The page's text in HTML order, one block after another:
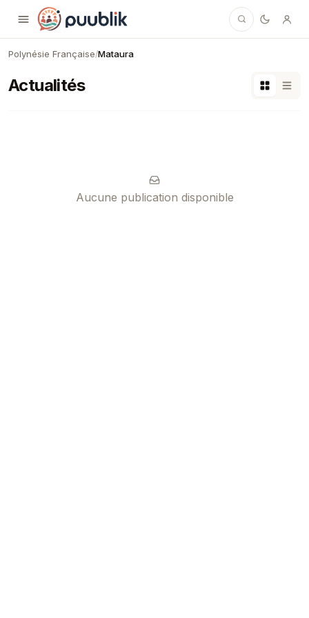
Puublik
Polynésie Française/Mataura
Actualités
Aucune publication disponible